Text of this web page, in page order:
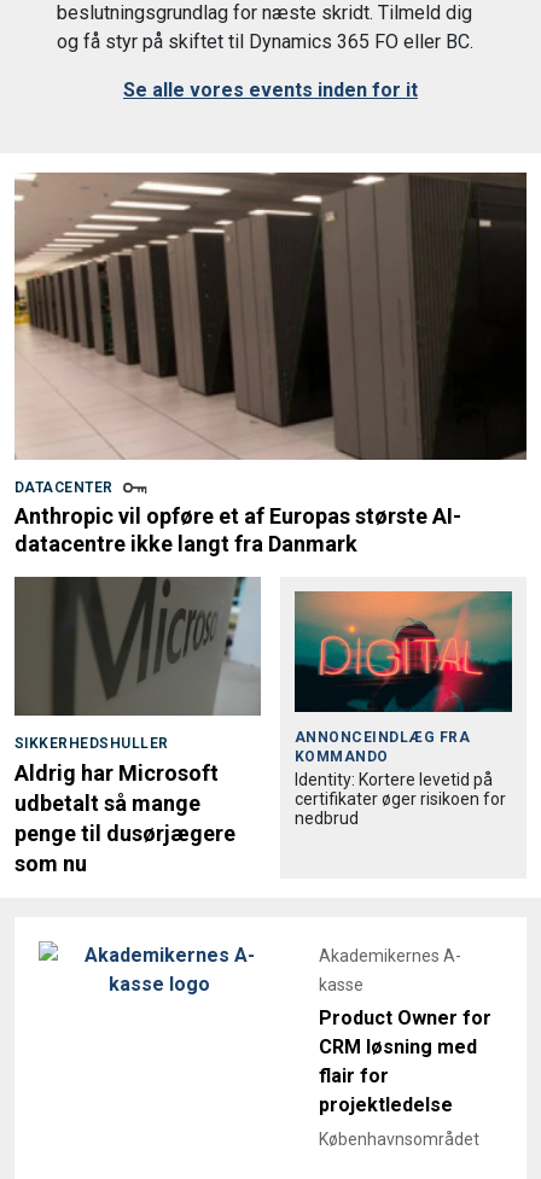
beslutningsgrundlag for næste skridt. Tilmeld dig
og få styr på skiftet til Dynamics 365 FO eller BC.
Se alle vores events inden for it
DATACENTER
Anthropic vil opføre et af Europas største AI-
datacentre ikke langt fra Danmark
SIKKERHEDSHULLER
Aldrig har Microsoft
udbetalt så mange
penge til dusørjægere
som nu
ANNONCEINDLÆG FRA
KOMMANDO
Identity: Kortere levetid på
certifikater øger risikoen for
nedbrud
Akademikernes A-
kasse
Product Owner for
CRM løsning med
flair for
projektledelse
Københavnsområdet